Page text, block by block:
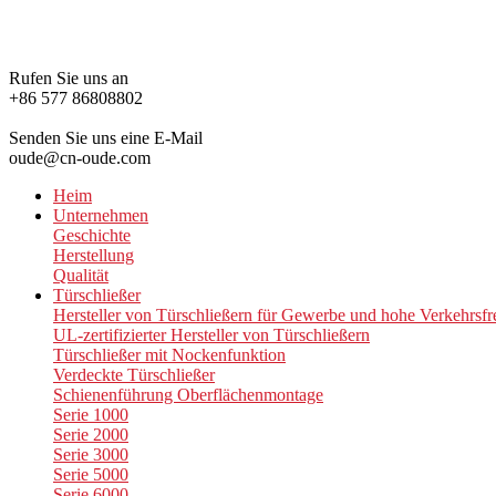
Rufen Sie uns an
+86 577 86808802
Senden Sie uns eine E-Mail
oude@cn-oude.com
Heim
Unternehmen
Geschichte
Herstellung
Qualität
Türschließer
Hersteller von Türschließern für Gewerbe und hohe
UL-zertifizierter Hersteller von Türschließern
Türschließer mit Nockenfunktion
Verdeckte Türschließer
Schienenführung Oberflächenmontage
Serie 1000
Serie 2000
Serie 3000
Serie 5000